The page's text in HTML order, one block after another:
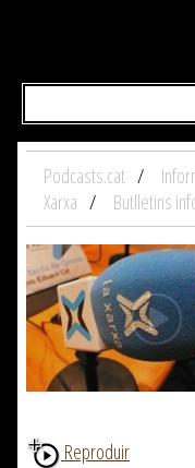
Podcasts.cat
Xarxa
Butlletins
Reproduir